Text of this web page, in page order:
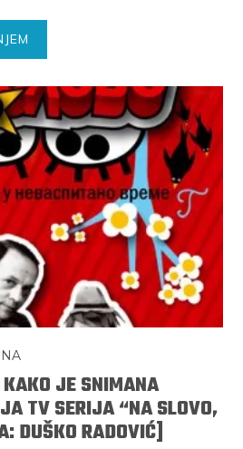
JE SNIMANA
TV SERIJA “NA SLOVO,
DUŠKO RADOVIĆ]